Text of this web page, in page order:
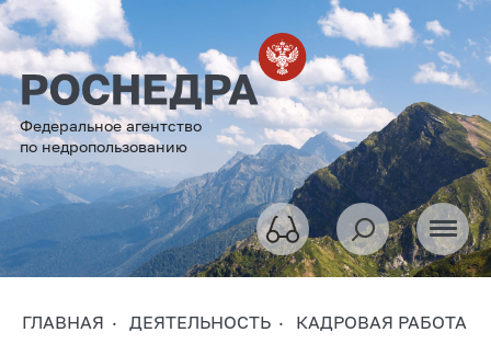
Федеральное агентство
по недропользованию
ГЛАВНАЯ ДЕЯТЕЛЬНОСТЬ
КАДРОВАЯ РАБОТА